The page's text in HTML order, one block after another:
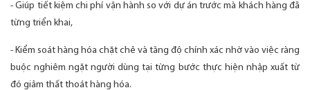
- Giúp tiết kiệm chi phí vận hành so với dự án trước mà khách hàng đã
từng triển khai,
- Kiểm soát hàng hóa chặt chẻ và tăng độ chính xác nhờ vào việc ràng
buộc nghiêm ngặt người dùng tại từng bước thực hiện nhập xuất từ
đó giảm thất thoát hàng hóa.